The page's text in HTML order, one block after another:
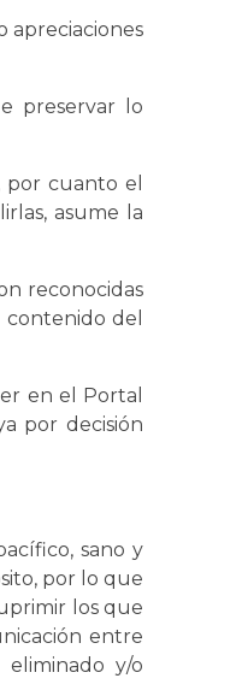
apreciaciones
preservar lo
cuanto el
asume la
reconocidas
contenido del
en el Portal
por decisión
sano y
por lo que
los que
entre
y/o